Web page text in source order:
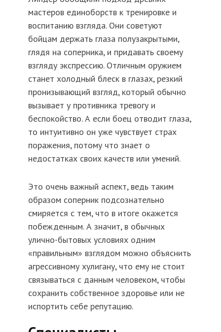
мастеров единоборств к тренировке и
воспитанию взгляда. Они советуют
бойцам держать глаза полузакрытыми,
глядя на соперника, и придавать своему
взгляду экспрессию. Отличным оружием
станет холодный блеск в глазах, резкий
пронизывающий взгляд, который обычно
вызывает у противника тревогу и
беспокойство. А если боец отводит глаза,
то интуитивно он уже чувствует страх
поражения, потому что знает о
недостатках своих качеств или умений.
Это очень важный аспект, ведь таким
образом соперник подсознательно
смиряется с тем, что в итоге окажется
побежденным. А значит, в обычных
улично-бытовых условиях одним
«правильным» взглядом можно объяснить
агрессивному хулигану, что ему не стоит
связываться с данным человеком, чтобы
сохранить собственное здоровье или не
испортить себе репутацию.